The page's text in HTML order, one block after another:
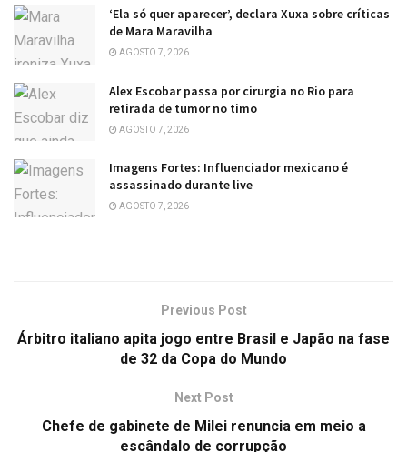
‘Ela só quer aparecer’, declara Xuxa sobre críticas
de Mara Maravilha
AGOSTO 7, 2026
Alex Escobar passa por cirurgia no Rio para
retirada de tumor no timo
AGOSTO 7, 2026
Imagens Fortes: Influenciador mexicano é
assassinado durante live
AGOSTO 7, 2026
Previous Post
Árbitro italiano apita jogo entre Brasil e Japão na fase
de 32 da Copa do Mundo
Next Post
Chefe de gabinete de Milei renuncia em meio a
escândalo de corrupção